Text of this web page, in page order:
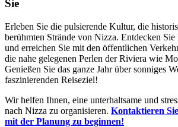
Sie
Erleben Sie die pulsierende Kultur, die
berühmten Strände von Nizza. Entdecken
und erreichen Sie mit den öffentlichen
die nahe gelegenen Perlen der Riviera wie
Genießen Sie das ganze Jahr über sonniges
faszinierenden Reiseziel!
Wir helfen Ihnen, eine unterhaltsame und
nach Nizza zu organisieren. Kontaktieren
mit der Planung zu beginnen!